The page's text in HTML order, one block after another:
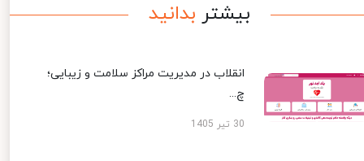
بیشتر بدانید
انقلاب در مدیریت مراکز سلامت و زیبایی؛
چ...
30 تیر 1405